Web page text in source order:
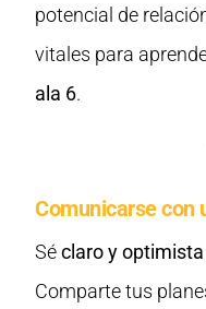
potencial de
vitales para
ala 6.
Comunicarse con
Séclaro y optimista
Comparte tus